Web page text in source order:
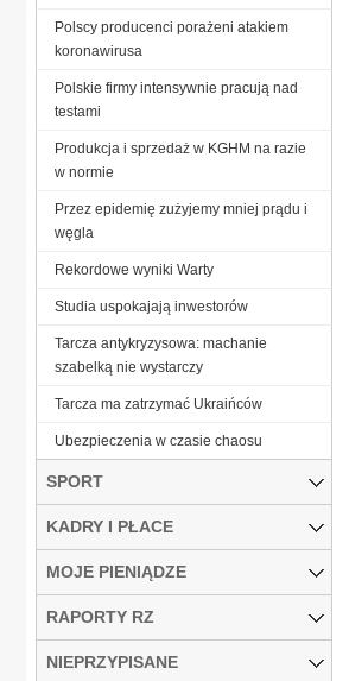
Polscy producenci porażeni atakiem
koronawirusa
Polskie firmy intensywnie pracują nad
testami
Produkcja i sprzedaż w KGHM na razie
w normie
Przez epidemię zużyjemy mniej prądu i
węgla
Rekordowe wyniki Warty
Studia uspokajają inwestorów
Tarcza antykryzysowa: machanie
szabelką nie wystarczy
Tarcza ma zatrzymać Ukraińców
Ubezpieczenia w czasie chaosu
SPORT
KADRY I PŁACE
MOJE PIENIĄDZE
RAPORTY RZ
NIEPRZYPISANE